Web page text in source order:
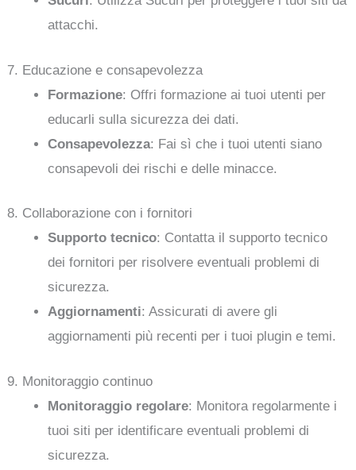
attacchi.
7. Educazione e consapevolezza
Formazione: Offri formazione ai tuoi utenti per
educarli sulla sicurezza dei dati.
Consapevolezza: Fai sì che i tuoi utenti siano
consapevoli dei rischi e delle minacce.
8. Collaborazione con i fornitori
Supporto tecnico: Contatta il supporto tecnico
dei fornitori per risolvere eventuali problemi di
sicurezza.
Aggiornamenti: Assicurati di avere gli
aggiornamenti più recenti per i tuoi plugin e temi.
9. Monitoraggio continuo
Monitoraggio regolare: Monitora regolarmente i
tuoi siti per identificare eventuali problemi di
sicurezza.